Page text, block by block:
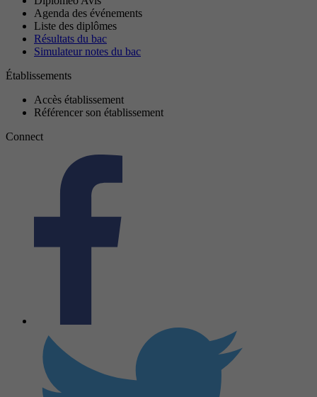
Agenda des événements
Liste des diplômes
Résultats du bac
Simulateur notes du bac
Établissements
Accès établissement
Référencer son établissement
Connect